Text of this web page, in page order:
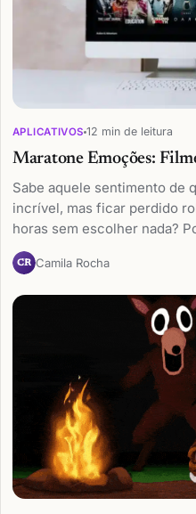
APLICATIVOS 12 min de leitura
Maratone Emoções:
Sabe aquele sentimento de
incrível, mas ficar perdido
horas sem escolher nada?
CR Camila Rocha